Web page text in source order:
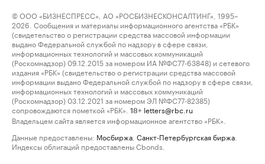
© ООО «БИЗНЕСПРЕСС», АО «РОСБИЗНЕСКОНСАЛТИНГ», 1995–
2026. Сообщения и материалы информационного агентства «РБК»
(свидетельство о регистрации средства массовой информации
выдано Федеральной службой по надзору в сфере связи,
информационных технологий и массовых коммуникаций
(Роскомнадзор) 09.12.2015 за номером ИА №ФС77-63848) и сетевого
издания «РБК» (свидетельство о регистрации средства массовой
информации выдано Федеральной службой по надзору в сфере связи,
информационных технологий и массовых коммуникаций
(Роскомнадзор) 03.12.2021 за номером ЭЛ №ФС77-82385)
сопровождаются пометкой «РБК».
18+ letters@rbc.ru
Владельцем сайта является информационное агентство «РБК».
Данные предоставлены: Мосбиржа Санкт-Петербургская биржа
Индексы облигаций предоставлены Cbonds.